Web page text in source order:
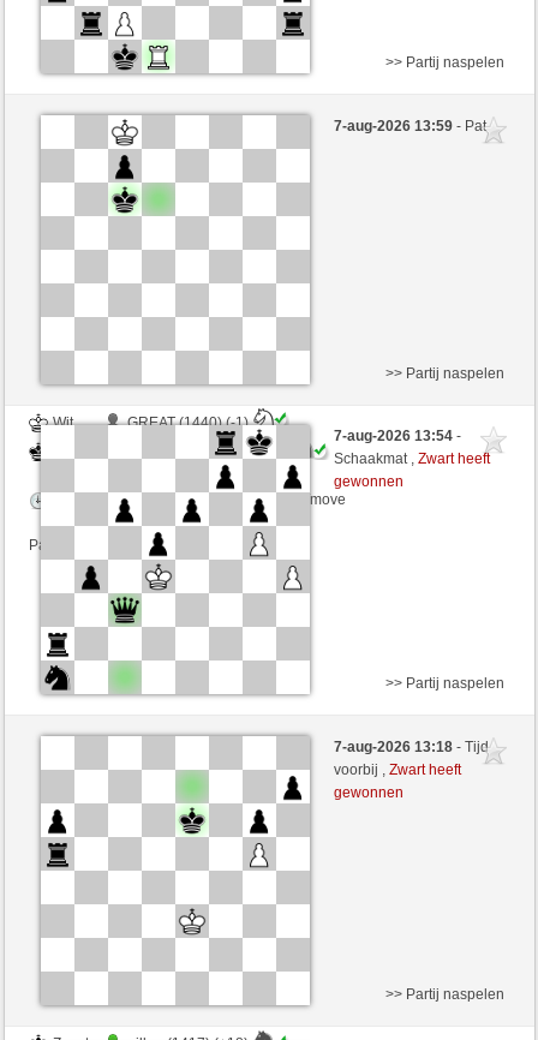
Wit
Alsbach (1373) (+18)
Maradona77 (1421) (-18)
Speelduur: 5 minutes/side + 0 seconds/move
>> Partij naspelen
7-aug-2026 13:59- Pat
Wit
GREAT (1440) (-1)
Maradona77 (1420) (+1)
Speelduur: 5 minutes/side + 0 seconds/move
Partij telt mee voor de ranglijst
>> Partij naspelen
7-aug-2026 13:54-
Schaakmat ,Zwart heeft
gewonnen
Zwart
monti (1514) (+12)
Speelduur: 4 minutes/side + 0 seconds/move
Partij telt mee voor de ranglijst
>> Partij naspelen
7-aug-2026 13:18- Tijd
voorbij ,Zwart heeft
gewonnen
>> Partij naspelen